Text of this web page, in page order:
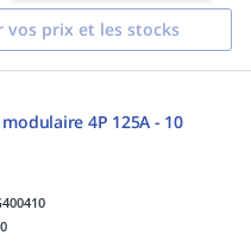
vos prix et les stocks
4P 125A - 10